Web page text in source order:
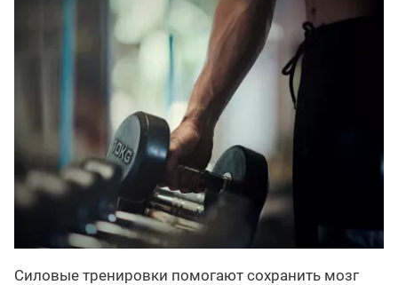
Силовые тренировки помогают сохранить мозг